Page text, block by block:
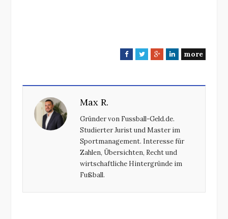
F
T
G
L
more
Max R.
Gründer von Fussball-Geld.de.
Studierter Jurist und Master im
Sportmanagement. Interesse für
Zahlen, Übersichten, Recht und
wirtschaftliche Hintergründe im
Fußball.